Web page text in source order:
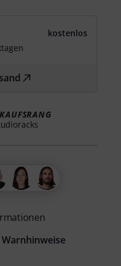
kostenlos